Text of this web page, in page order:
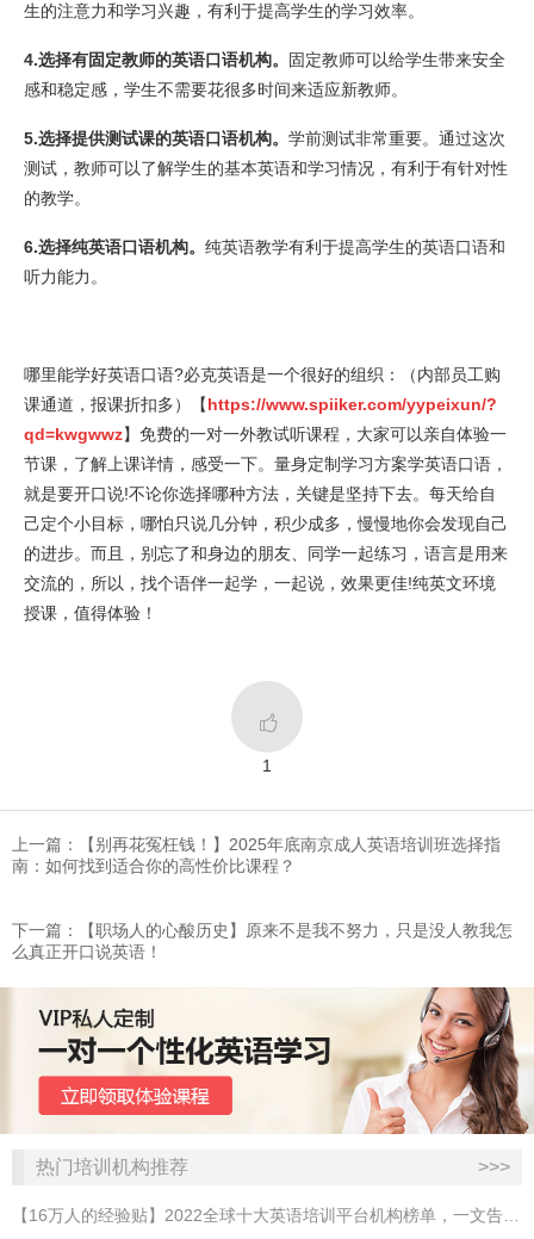
生的注意力和学习兴趣，有利于提高学生的学习效率。
4.选择有固定教师的英语口语机构。
固定教师可以给学生带来安全
感和稳定感，学生不需要花很多时间来适应新教师。
5.选择提供测试课的英语口语机构。 学前测试非常重要。通过这次
测试，教师可以了解学生的基本英语和学习情况，有利于有针对性
的教学。
6.选择纯英语口语机构。 纯英语教学有利于提高学生的英语口语和
听力能力。
哪里能学好英语口语?必克英语是一个很好的组织：（内部员工购
课通道，报课折扣多）【https://www.spiiker.com/yypeixun/?
qd=kwgwwz】免费的一对一外教试听课程，大家可以亲自体验一
节课，了解上课详情，感受一下。量身定制学习方案学英语口语，
就是要开口说!不论你选择哪种方法，关键是坚持下去。每天给自
己定个小目标，哪怕只说几分钟，积少成多，慢慢地你会发现自己
的进步。而且，别忘了和身边的朋友、同学一起练习，语言是用来
交流的，所以，找个语伴一起学，一起说，效果更佳!纯英文环境
授课，值得体验！

1
上一篇：【别再花冤枉钱！】2025年底南京成人英语培训班选择指
南：如何找到适合你的高性价比课程？
下一篇：【职场人的心酸历史】原来不是我不努力，只是没人教我怎
么真正开口说英语！
热门培训机构推荐 >>>
【16万人的经验贴】2022全球十大英语培训平台机构榜单，一文告诉你